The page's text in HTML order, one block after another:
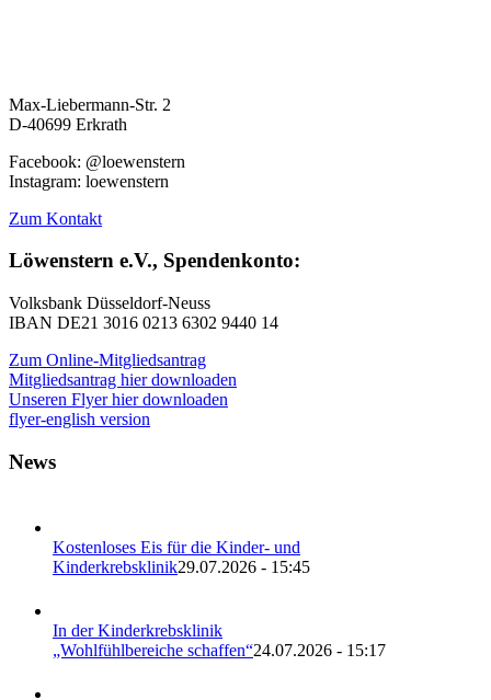
Max-Liebermann-Str. 2
D-40699 Erkrath
Facebook: @loewenstern
Instagram: loewenstern
Zum Kontakt
Löwenstern e.V., Spendenkonto:
Volksbank Düsseldorf-Neuss
IBAN DE21 3016 0213 6302 9440 14
Zum Online-Mitgliedsantrag
Mitgliedsantrag hier downloaden
Unseren Flyer hier downloaden
flyer-english version
News
Kostenloses Eis für die Kinder- und
Kinderkrebsklinik29.07.2026 - 15:45
In der Kinderkrebsklinik
„Wohlfühlbereiche schaffen“24.07.2026 - 15:17